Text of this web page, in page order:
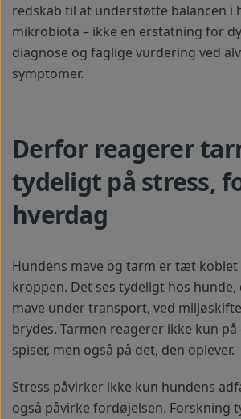
redskab til at understøtte balancen i
mikrobiota – ikke en erstatning for
diagnose og faglige vurdering ved
symptomer.
Derfor reagerer
tydeligt på stress,
hverdag
Hundens mave og tarm er tæt
kroppen. Det ses tydeligt hos
mave under transport, ved
brydes. Tarmen reagerer ikke kun
spiser, men også på det, den oplever.
Stress påvirker ikke kun hundens
også påvirke fordøjelsen. Forskning